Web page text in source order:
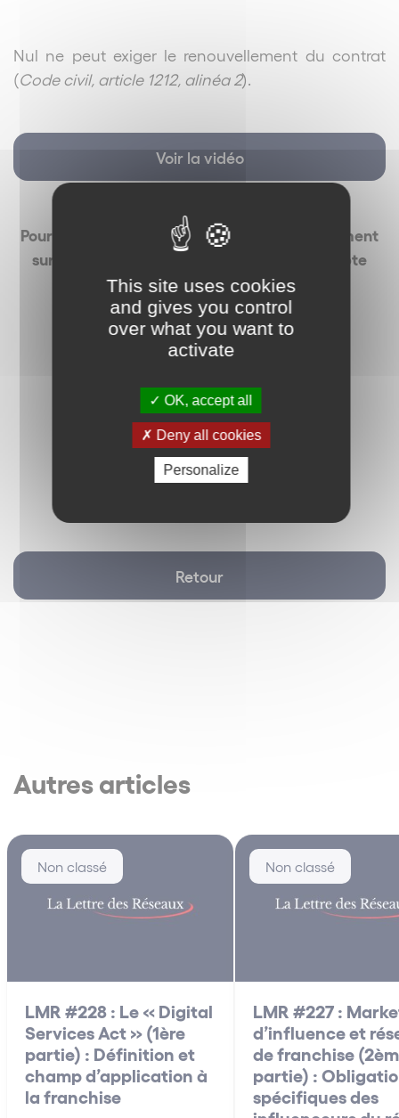
Nul ne peut exiger le renouvellement du contrat
(Code civil, article 1212, alinéa 2).
Voir la vidéo
Pour recevoir La Minute des Réseaux directement
sur votre téléphone portable via notre compte
WhatsApp,
vous pouvez scanner notre QR code :
Retour
Autres articles
Non classé
LMR #228 : Le « Digital
Services Act » (1ère
partie) : Définition et
champ d’application à
la franchise
Non classé
LMR #227 :
d’influence et
de franchise
partie) :
spécifiques des
This site uses cookies
and gives you control
over what you want to
activate
OK, accept all
Deny all cookies
Personalize